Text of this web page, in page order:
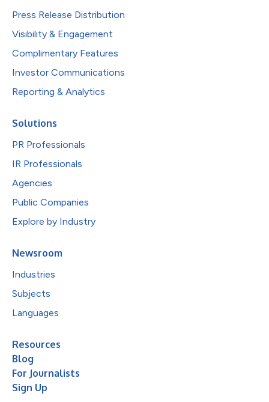
Press Release Distribution
Visibility & Engagement
Complimentary Features
Investor Communications
Reporting & Analytics
Solutions
PR Professionals
IR Professionals
Agencies
Public Companies
Explore by Industry
Newsroom
Industries
Subjects
Languages
Resources
Blog
For Journalists
Sign Up